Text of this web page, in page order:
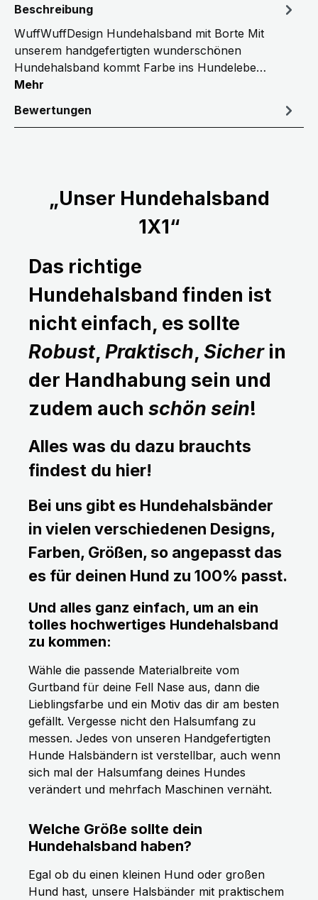
Beschreibung
WuffWuffDesign Hundehalsband mit Borte Mit
unserem handgefertigten wunderschönen
Hundehalsband kommt Farbe ins Hundelebe…
Mehr
Bewertungen
„Unser Hundehalsband
1X1“
Das richtige
Hundehalsband finden ist
nicht einfach, es sollte
Robust, Praktisch, Sicherin
der Handhabung sein und
zudem auch schön sein!
Alles was du dazu brauchts
findest du hier!
Bei uns gibt es Hundehalsbänder
in vielen verschiedenen Designs,
Farben, Größen, so angepasst das
es für deinen Hund zu 100% passt.
Und alles ganz einfach, um an ein
tolles hochwertiges Hundehalsband
zu kommen:
Wähle die passende Materialbreite vom
Gurtband für deine Fell Nase aus, dann die
Lieblingsfarbe und ein Motiv das dir am besten
gefällt. Vergesse nicht den Halsumfang zu
messen. Jedes von unseren Handgefertigten
Hunde Halsbändern ist verstellbar, auch wenn
sich mal der Halsumfang deines Hundes
verändert und mehrfach Maschinen vernäht.
Welche Größe sollte dein
Hundehalsband haben?
Egal ob du einen kleinen Hund oder großen
Hund hast, unsere Halsbänder mit praktischem